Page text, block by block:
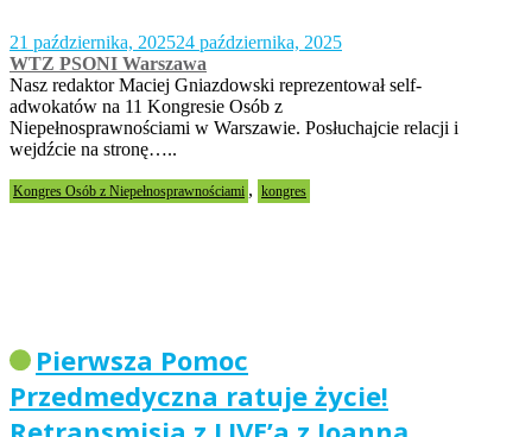
21 października, 202524 października, 2025
WTZ PSONI Warszawa
Nasz redaktor Maciej Gniazdowski reprezentował self-
adwokatów na 11 Kongresie Osób z
Niepełnosprawnościami w Warszawie. Posłuchajcie relacji i
wejdźcie na stronę…..
Kongres Osób z Niepełnosprawnościami , kongres
Pierwsza Pomoc
Przedmedyczna ratuje życie!